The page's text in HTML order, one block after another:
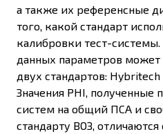
а также их референсные
того, какой стандарт
калибровки тест-
данных параметров может
двух стандартов:
Значения PHI, полученные
систем на общий ПСА и
стандарту ВОЗ, отличаются